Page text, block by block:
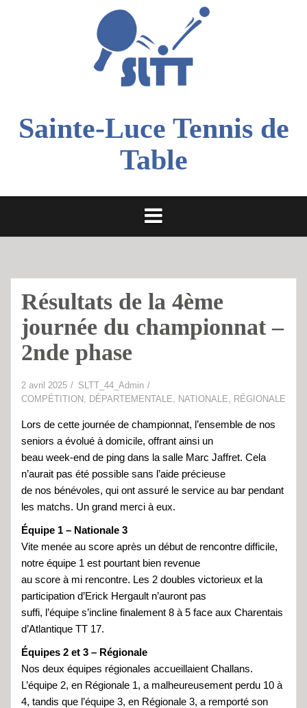
Sainte-Luce Tennis de
Table
Résultats de la 4ème
journée du championnat –
2nde phase
2 avril 2025
SLTT_44_Admin
COMPÉTITION DÉPARTEMENTALE NATIONALE RÉGIONALE
Lors de cette journée de championnat, l’ensemble de nos
seniors a évolué à domicile, offrant ainsi un
beau week-end de ping dans la salle Marc Jaffret. Cela
n’aurait pas été possible sans l’aide précieuse
de nos bénévoles, qui ont assuré le service au bar pendant
les matchs. Un grand merci à eux.
Équipe 1 – Nationale 3
Vite menée au score après un début de rencontre difficile,
notre équipe 1 est pourtant bien revenue
au score à mi rencontre. Les 2 doubles victorieux et la
participation d’Erick Hergault n’auront pas
suffi, l’équipe s’incline finalement 8 à 5 face aux Charentais
d’Atlantique TT 17.
Équipes 2 et 3 – Régionale
Nos deux équipes régionales accueillaient Challans.
L’équipe 2, en Régionale 1, a malheureusement perdu 10 à
4, tandis que l’équipe 3, en Régionale 3, a remporté son